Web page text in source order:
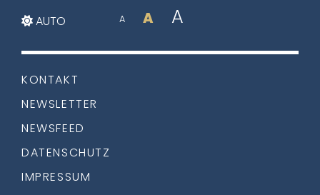
AUTO A A A
KONTAKT
NEWSLETTER
NEWSFEED
DATENSCHUTZ
IMPRESSUM